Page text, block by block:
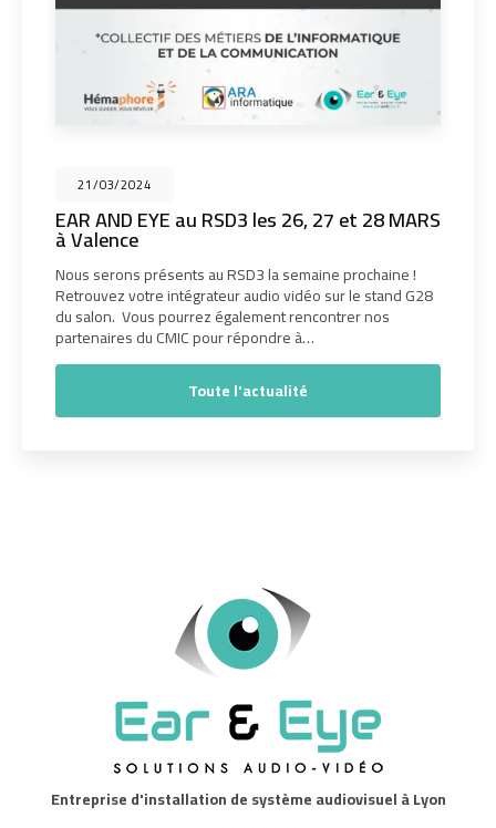
21/03/2024
EAR AND EYE au RSD3 les 26, 27 et 28 MARS
à Valence
Nous serons présents au RSD3 la semaine prochaine !
Retrouvez votre intégrateur audio vidéo sur le stand G28
du salon. Vous pourrez également rencontrer nos
partenaires du CMIC pour répondre à…
Toute l'actualité
Entreprise d'installation de système audiovisuel à Lyon